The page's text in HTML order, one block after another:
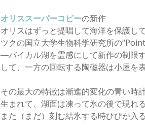
オリススーパーコピーの新作
オリスはずっと提唱して海洋を保護し
ツクの国立大学生物科学研究所の
―バイカル湖を霊感にして新作の制限
して、一方の回転する陶磁器は小屋を
その最大の特徴は漸進的変化の青い時
生まれて、湖面は凍って氷の後で現れ
また（まだ）刻む結氷する時ひびが入